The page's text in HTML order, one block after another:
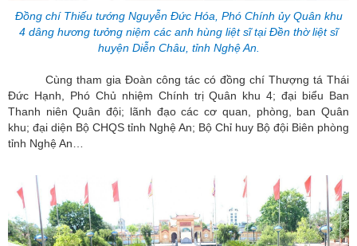
Đồng chí Thiếu tướng Nguyễn Đức Hóa, Phó Chính ủy Quân khu
4 dâng hương tưởng niệm các anh hùng liệt sĩ tại Đền thờ liệt sĩ
huyện Diễn Châu, tỉnh Nghệ An.
Cùng tham gia Đoàn công tác có đồng chí Thượng tá Thái
Đức Hạnh, Phó Chủ nhiệm Chính trị Quân khu 4; đại biểu Ban
Thanh niên Quân đội; lãnh đạo các cơ quan, phòng, ban Quân
khu; đại diện Bộ CHQS tỉnh Nghệ An; Bộ Chỉ huy Bộ đội Biên phòng
tỉnh Nghệ An…